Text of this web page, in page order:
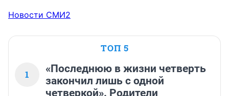
Новости СМИ2
ТОП 5
1
«Последнюю в жизни четверть
закончил лишь с одной
четверкой». Родители